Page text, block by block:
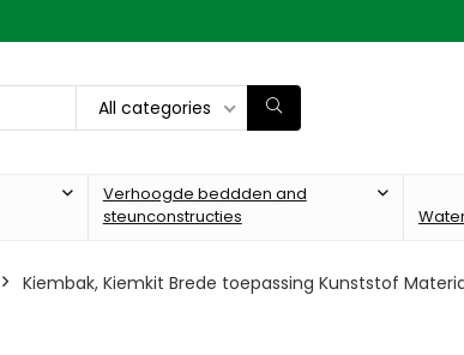
All categories
Verhoogde beddden and
steunconstructies
Kiembak, Kiemkit Brede toepassing Kunststof